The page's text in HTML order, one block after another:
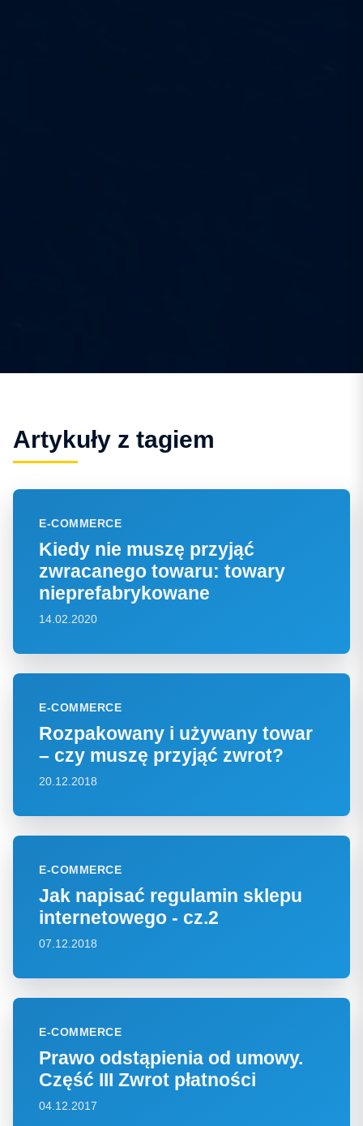
Artykuły z tagiem
E-COMMERCE
Kiedy nie muszę przyjąć
zwracanego towaru: towary
nieprefabrykowane
14.02.2020
E-COMMERCE
Rozpakowany i używany towar
– czy muszę przyjąć zwrot?
20.12.2018
E-COMMERCE
Jak napisać regulamin sklepu
internetowego - cz.2
07.12.2018
E-COMMERCE
Prawo odstąpienia od umowy.
Część III Zwrot płatności
04.12.2017